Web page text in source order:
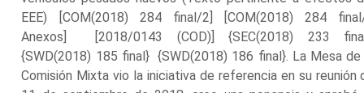
EEE) [COM(2018) 284 final/2] [COM(2018) 284
Anexos] [2018/0143 (COD)] {SEC(2018) 233
{SWD(2018) 185 final} {SWD(2018) 186 final}. La Mesa de
Comisión Mixta vio la iniciativa de referencia en su reunión